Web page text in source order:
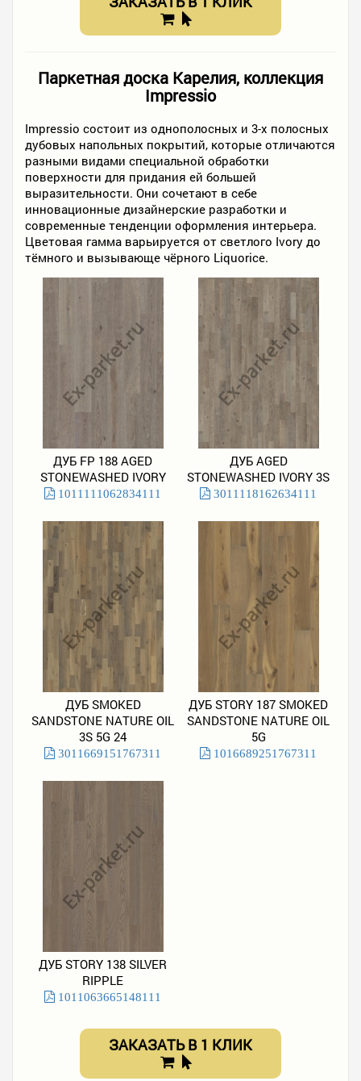
Паркетная доска Карелия, коллекция
Impressio
Impressio состоит из однополосных и 3-х полосных
дубовых напольных покрытий, которые отличаются
разными видами специальной обработки
поверхности для придания ей большей
выразительности. Они сочетают в себе
инновационные дизайнерские разработки и
современные тенденции оформления интерьера.
Цветовая гамма варьируется от светлого Ivory до
тёмного и вызывающе чёрного Liquorice.
ДУБ FP 188 AGED
STONEWASHED IVORY
1011111062834111
ДУБ AGED
STONEWASHED IVORY 3S
3011118162634111
ДУБ SMOKED
SANDSTONE NATURE OIL
3S 5G 24
3011669151767311
ДУБ STORY 187 SMOKED
SANDSTONE NATURE OIL
5G
1016689251767311
ДУБ STORY 138 SILVER
RIPPLE
1011063665148111
ЗАКАЗАТЬ В 1 КЛИК